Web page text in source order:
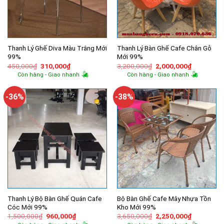
Thanh Lý Ghế Diva Màu Trắng Mới
99%
450,000₫ Giá
gốc
là:
310,000₫Giá
hiện
tại
310,000₫.
Còn hàng - Giao nhanh
Thanh Lý Bàn Ghế Cafe Chân Gỗ
Mới 99%
3,200,000₫ Giá
gốc
là:
2,000,000₫Giá
hiện
tại
Còn hàng - Giao nhanh
-36%
Thanh Lý Bộ Bàn Ghế Quán Cafe
Cóc Mới 99%
1,500,000₫ Giá
gốc
960,000₫Giá
hiện
-38%
Bộ Bàn Ghế Cafe Mây Nhựa Tồn
Kho Mới 99%
3,650,000₫ Giá
gốc
2,250,000₫Giá
hiện